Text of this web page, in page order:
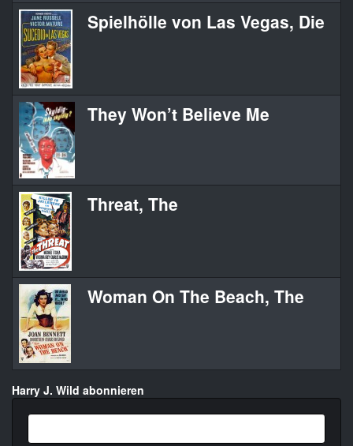
Spielhölle von Las Vegas, Die
They Won’t Believe Me
Threat, The
Woman On The Beach, The
Harry J. Wild abonnieren